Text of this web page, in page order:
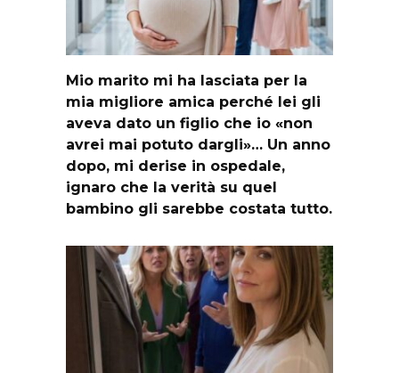
Mio marito mi ha lasciata per la
mia migliore amica perché lei gli
aveva dato un figlio che io «non
avrei mai potuto dargli»… Un anno
dopo, mi derise in ospedale,
ignaro che la verità su quel
bambino gli sarebbe costata tutto.